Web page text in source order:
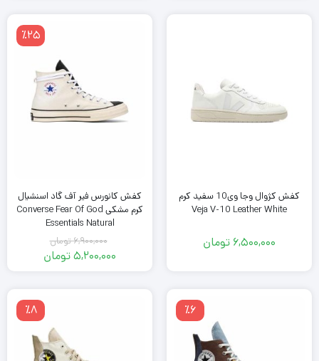
کفش کژوال وجا وی10 سفید کرم
Veja V-10 Leather White
6,500,000 تومان
٪25
کفش کانورس فیر آف گاد اسنشیال
کرم مشکی Converse Fear Of God
Essentials Natural
6,900,000تومان
قیمت5,200,000تومان
5,200,000
است.
٪6 ٪8